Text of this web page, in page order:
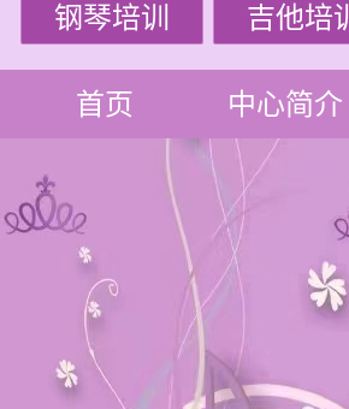
钢琴培训 吉他培训
首页 中心简介